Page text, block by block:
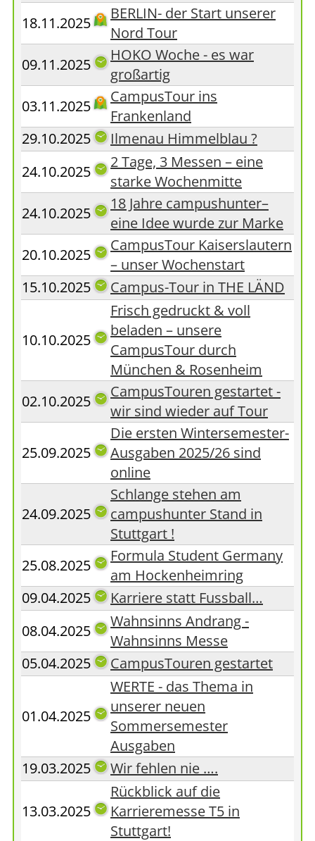
18.11.2025
BERLIN- der Start unserer
Nord Tour
09.11.2025
HOKO Woche - es war
großartig
03.11.2025
CampusTour ins
Frankenland
29.10.2025
Ilmenau Himmelblau ?
24.10.2025
2 Tage, 3 Messen – eine
starke Wochenmitte
24.10.2025
18 Jahre campushunter–
eine Idee wurde zur Marke
20.10.2025
CampusTour Kaiserslautern
– unser Wochenstart
15.10.2025
Campus-Tour in THE LÄND
10.10.2025
Frisch gedruckt & voll
beladen – unsere
CampusTour durch
München & Rosenheim
02.10.2025
CampusTouren gestartet -
wir sind wieder auf Tour
25.09.2025
Die ersten Wintersemester-
Ausgaben 2025/26 sind
online
24.09.2025
Schlange stehen am
campushunter Stand in
Stuttgart !
25.08.2025
Formula Student Germany
am Hockenheimring
09.04.2025
Karriere statt Fussball…
08.04.2025
Wahnsinns Andrang -
Wahnsinns Messe
05.04.2025
CampusTouren gestartet
01.04.2025
WERTE - das Thema in
unserer neuen
Sommersemester
Ausgaben
19.03.2025
Wir fehlen nie ….
13.03.2025
Rückblick auf die
Karrieremesse T5 in
Stuttgart!